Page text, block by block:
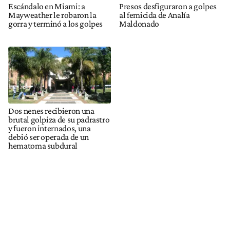
Escándalo en Miami: a
Mayweather le robaron la
gorra y terminó a los golpes
Presos desfiguraron a golpes
al femicida de Analía
Maldonado
Dos nenes recibieron una
brutal golpiza de su padrastro
y fueron internados, una
debió ser operada de un
hematoma subdural